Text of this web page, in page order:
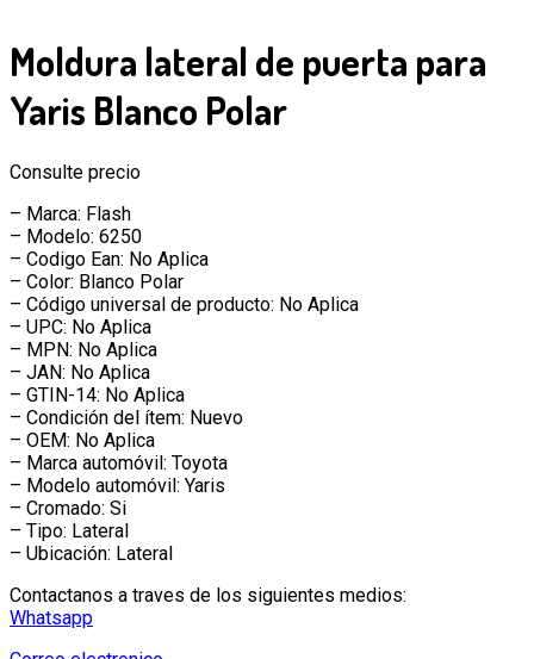
Moldura lateral de puerta para
Yaris Blanco Polar
Consulte precio
– Marca: Flash
– Modelo: 6250
– Codigo Ean: No Aplica
– Color: Blanco Polar
– Código universal de producto: No Aplica
– UPC: No Aplica
– MPN: No Aplica
– JAN: No Aplica
– GTIN-14: No Aplica
– Condición del ítem: Nuevo
– OEM: No Aplica
– Marca automóvil: Toyota
– Modelo automóvil: Yaris
– Cromado: Si
– Tipo: Lateral
– Ubicación: Lateral
Contactanos a traves de los siguientes medios:
Whatsapp